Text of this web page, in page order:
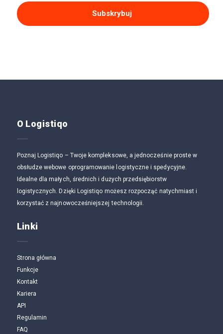
Subskrybuj
O Logistiqo
Poznaj Logistiqo – Twoje kompleksowe, a jednocześnie proste w
obsłudze webowe oprogramowanie logistyczne i spedycyjne.
Idealne dla małych, średnich i dużych przedsiębiorstw
logistycznych. Dzięki Logistiqo możesz rozpocząć natychmiast i
korzystać z najnowocześniejszej technologii.
Linki
Strona główna
Funkcje
Kontakt
Kariera
API
Regulamin
FAQ